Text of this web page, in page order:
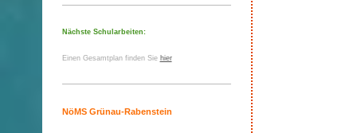
Nächste Schularbeiten:
Einen Gesamtplan finden Sie hier
NöMS Grünau-Rabenstein